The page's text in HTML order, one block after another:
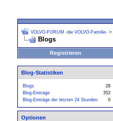
VOLVO-FORUM -die VOLVO-Familie- >
Blogs
Registrieren
Blog-Statistiken
Blogs
28
Blog-Einträge
352
Blog-Einträge der letzten 24 Stunden
0
Optionen